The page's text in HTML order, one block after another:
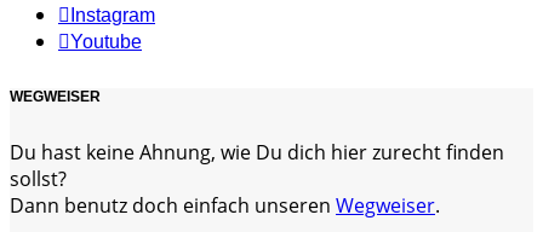
Instagram
Youtube
WEGWEISER
Du hast keine Ahnung, wie Du dich hier zurecht finden
sollst?
Dann benutz doch einfach unseren Wegweiser.